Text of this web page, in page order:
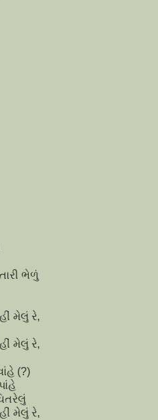
ભેળું
મેલું રે,
મેલું રે,
(?)
મેલું રે,